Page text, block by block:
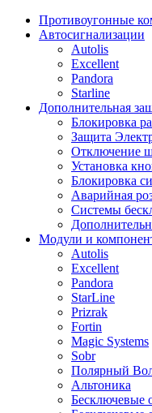
Противоугонные
Автосигнализации
Autolis
Excellent
Pandora
Starline
Дополнительная
Блокировка
Защита
Отключение
Установка
Блокировка
Аварийная
Системы
Модули и
Autolis
Excellent
Pandora
StarLine
Prizrak
Fortin
Magic Systems
Sobr
Полярный
Альтоника
Бесключевые